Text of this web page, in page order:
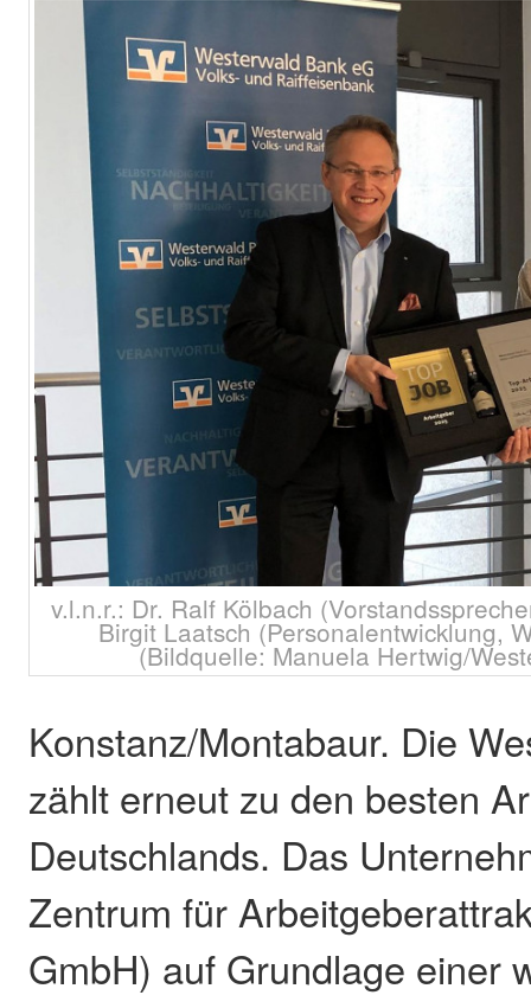
v.l.n.r.: Dr. Ralf Kölbach
Birgit Laatsch (Personalentwicklung,
(Bildquelle: Manuela Hertwig/
Konstanz/Montabaur. Die
zählt erneut zu den besten
Deutschlands. Das
Zentrum für
GmbH) auf Grundlage einer